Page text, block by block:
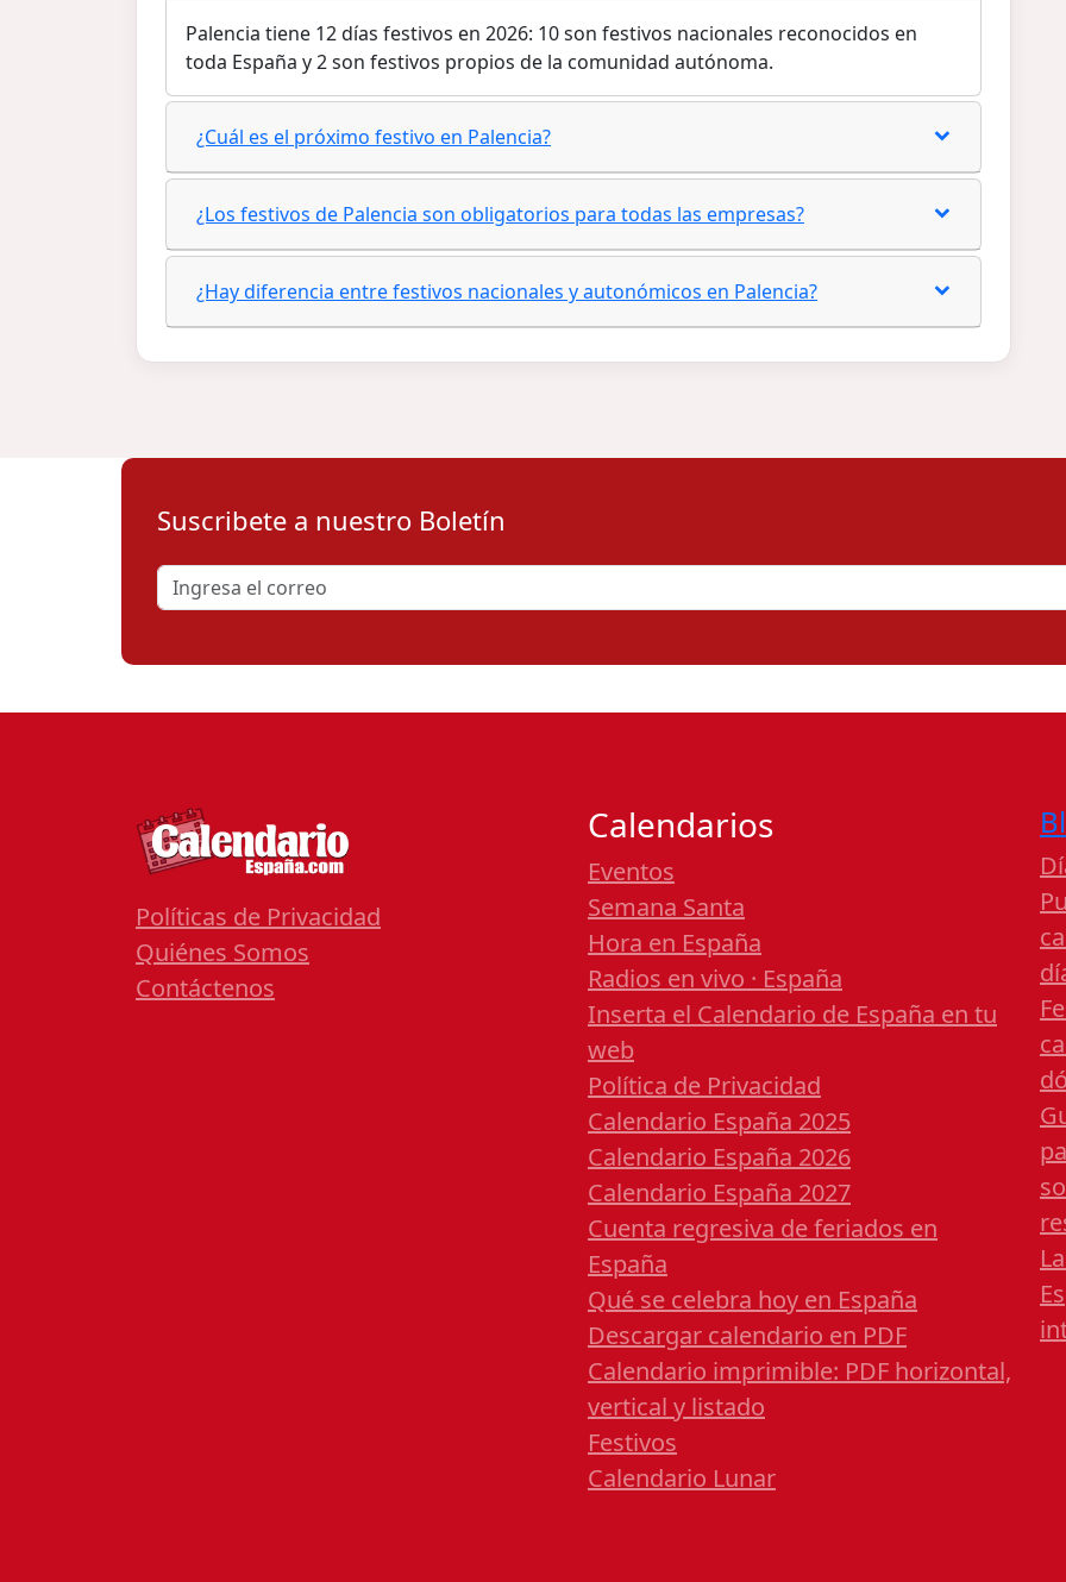
Palencia tiene 12 días festivos en 2026: 10 son festivos nacionales reconocidos en
toda España y 2 son festivos propios de la comunidad autónoma.
¿Cuál es el próximo festivo en Palencia?
¿Los festivos de Palencia son obligatorios para todas las empresas?
¿Hay diferencia entre festivos nacionales y autonómicos en Palencia?
Suscribete a nuestro Boletín
Políticas de Privacidad
Quiénes Somos
Contáctenos
Calendarios
Eventos
Semana Santa
Hora en España
Radios en vivo · España
Inserta el Calendario de España en tu
web
Política de Privacidad
Calendario España 2025
Calendario España 2026
Calendario España 2027
Cuenta regresiva de feriados en
España
Qué se celebra hoy en España
Descargar calendario en PDF
Calendario imprimible: PDF horizontal,
vertical y listado
Festivos
Calendario Lunar